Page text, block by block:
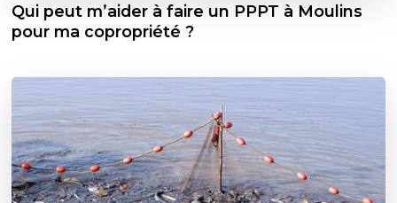
Qui peut m’aider à faire un PPPT à Moulins
pour ma copropriété ?